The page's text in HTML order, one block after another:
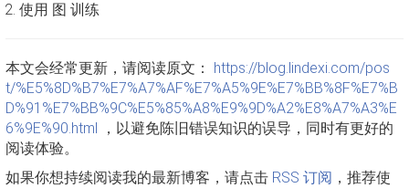
使用 图 训练
本文会经常更新，请阅读原文： https://blog.lindexi.com/pos
t/%E5%8D%B7%E7%A7%AF%E7%A5%9E%E7%BB%8F%E7%B
D%91%E7%BB%9C%E5%85%A8%E9%9D%A2%E8%A7%A3%E
6%9E%90.html ，以避免陈旧错误知识的误导，同时有更好的
阅读体验。
如果你想持续阅读我的最新博客，请点击 RSS 订阅 ，推荐使